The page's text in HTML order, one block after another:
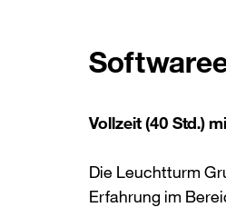
Vollzeit (40 Std.)
Die Leuchtturm
Erfahrung im